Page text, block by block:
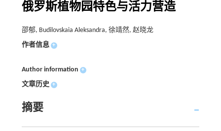
俄罗斯植物园特色与活力营造
邵郁, Budilovskaia Aleksandra, 徐靖然, 赵晓龙
作者信息 +
Author information +
文章历史 +
摘要